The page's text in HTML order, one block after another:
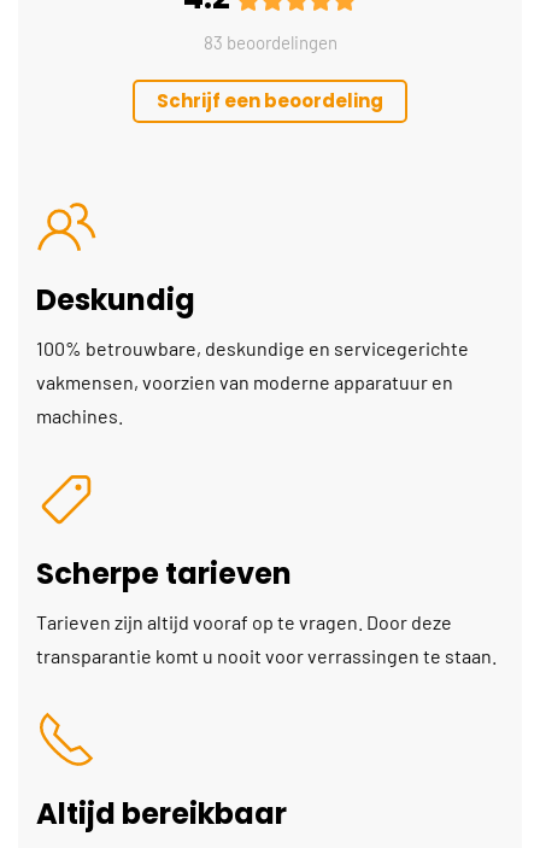
83 beoordelingen
Schrijf een beoordeling
Deskundig
100% betrouwbare, deskundige en servicegerichte
vakmensen, voorzien van moderne apparatuur en
machines.
Scherpe tarieven
Tarieven zijn altijd vooraf op te vragen. Door deze
transparantie komt u nooit voor verrassingen te staan.
Altijd bereikbaar